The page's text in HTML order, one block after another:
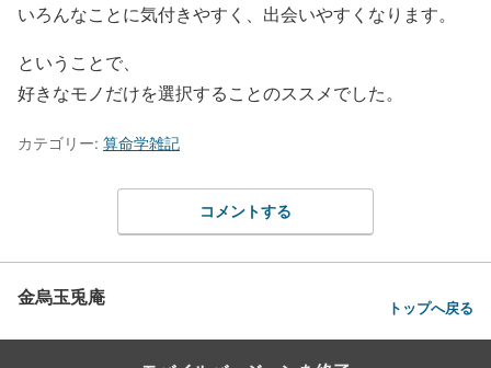
いろんなことに気付きやすく、出会いやすくなります。
ということで、
好きなモノだけを選択することのススメでした。
カテゴリー: 算命学雑記
コメントする
金烏玉兎庵 トップへ戻る